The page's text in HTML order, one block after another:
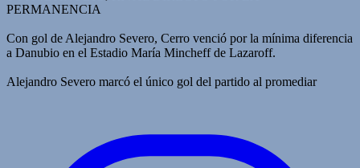
PERMANENCIA
Con gol de Alejandro Severo, Cerro venció por la mínima diferencia
a Danubio en el Estadio María Mincheff de Lazaroff.
Alejandro Severo marcó el único gol del partido al promediar